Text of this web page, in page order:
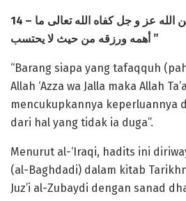
14 – الله عز و جل كفاه الله تعالى ما
أهمه ورزقه من حيث لا يحتسب ”
“Barang siapa yang tafaqquh
Allah ‘Azza wa Jalla maka Allah
mencukupkannya keperluannya
dari hal yang tidak ia duga”.
Menurut al-‘Iraqi, hadits ini
(al-Baghdadi) dalam kitab
Juz’i al-Zubaydi dengan sanad